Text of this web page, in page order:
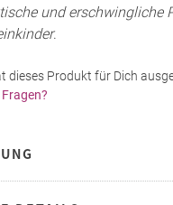
und erschwingliche
.
dieses Produkt für Dich